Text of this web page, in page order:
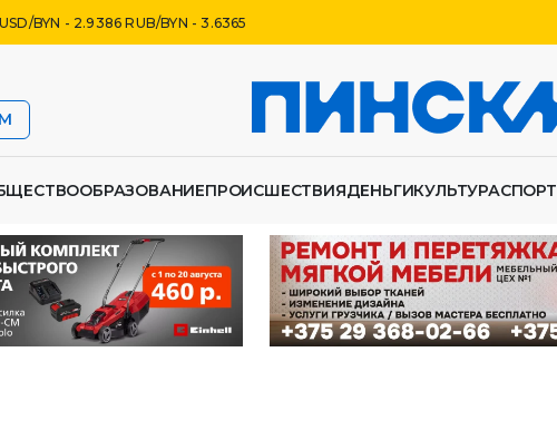
BYN - 2.9386 RUB/BYN - 3.6365
ОБРАЗОВАНИЕПРОИСШЕСТВИЯДЕНЬГИКУЛЬТУРАСПОРТ